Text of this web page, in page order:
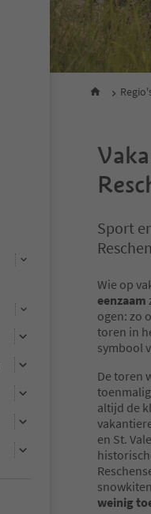
Sport
Wie op
eenzaam
ogen: zo
toren in
symbool
De toren
altijd de
en St.
weinig